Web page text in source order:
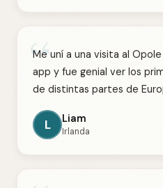
“
Me uní a una visita al
app y fue genial ver los
de distintas partes de
L Liam
Irlanda